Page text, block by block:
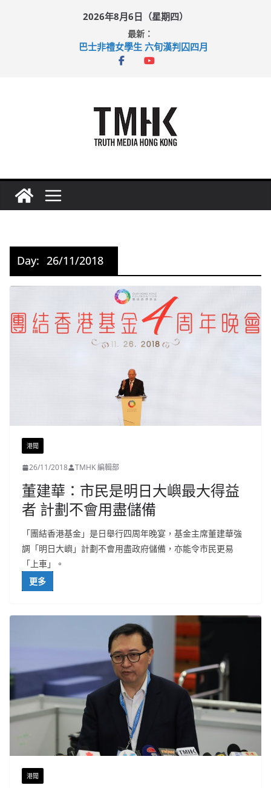
2026年8月6日（星期四）
最新：
巴士非禮女學生 六旬漢判囚四月
涉造假公屋富戶申報表 倉管員准保釋候訊
Day: 26/11/2018
港聞
26/11/2018 TMHK 編輯部
董建華：市民是明日大嶼最大得益
者 計劃不會用盡儲備
「團結香港基金」是日舉行四周年晚宴，基金主席董建華強
調「明日大嶼」計劃不會用盡政府儲備，亦能令市民更易
「上車」。
更多
港聞